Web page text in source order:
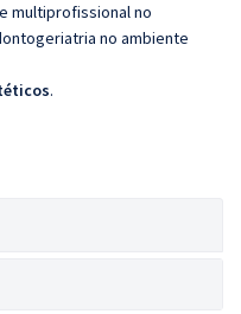
multiprofissional no
no ambiente
.